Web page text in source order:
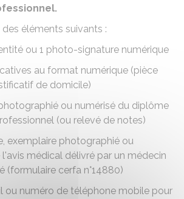
éléments suivants :
ou 1 photo-signature numérique
au format numérique (pièce
de domicile)
ou numérisé du diplôme
(ou relevé de notes)
exemplaire photographié ou
l'avis médical délivré par un médecin
(formulaire cerfa n°14880)
ou numéro de téléphone mobile pour